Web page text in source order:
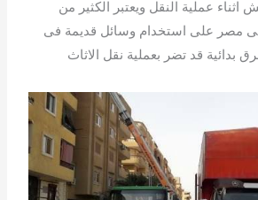
اثناء عملية النقل ويعتبر الكثير من
مصر على استخدام وسائل قديمة فى
بدائية قد تضر بعملية نقل الاثاث